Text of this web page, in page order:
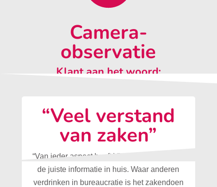
Camera-
observatie
Klant aan het woord:
“Veel verstand
van zaken”
“Van ieder aspect heeft Vleugels Beveiliging
de juiste informatie in huis. Waar anderen
verdrinken in bureaucratie is het zakendoen